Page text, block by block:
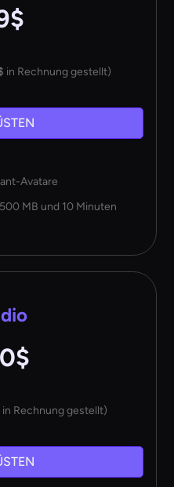
in Rechnung gestellt)
Avatare
MB und 10 Minuten
Rechnung gestellt)